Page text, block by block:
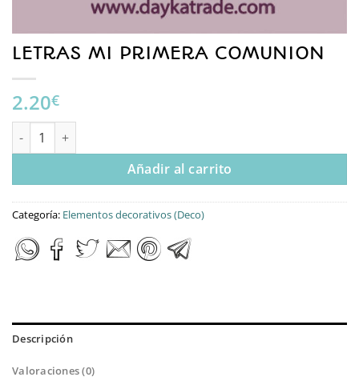
LETRAS MI PRIMERA COMUNION
2.20€
LETRAS MI PRIMERA COMUNION cantidad
Añadir al carrito
Categoría: Elementos decorativos (Deco)
Descripción
Valoraciones (0)